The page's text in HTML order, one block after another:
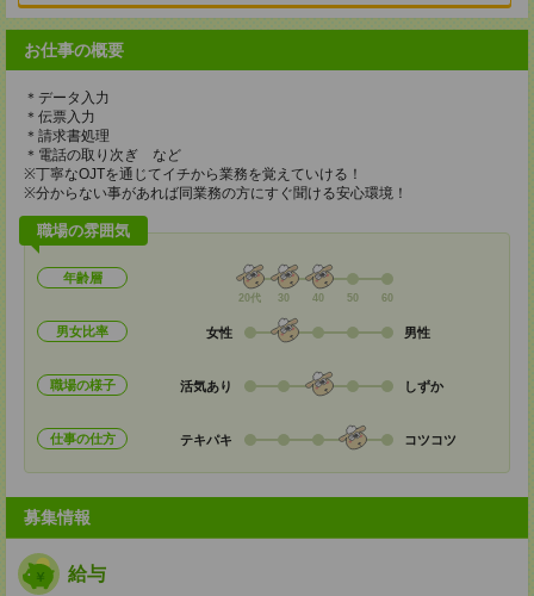
お仕事の概要
＊データ入力
＊伝票入力
＊請求書処理
＊電話の取り次ぎ など
※丁寧なOJTを通じてイチから業務を覚えていける！
※分からない事があれば同業務の方にすぐ聞ける安心環境！
職場の雰囲気
年齢層
20代 30 40 50 60
男女比率 女性 男性
職場の様子 活気あり しずか
仕事の仕方 テキパキ コツコツ
募集情報
給与